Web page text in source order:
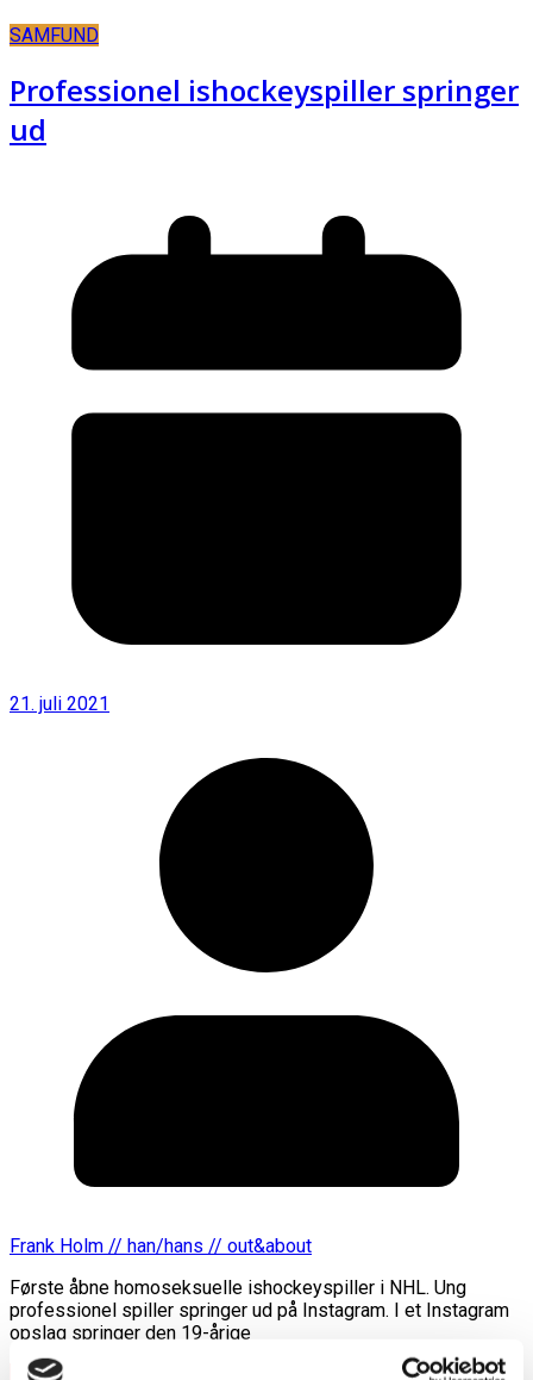
SAMFUND
Professionel ishockeyspiller springer
ud
21. juli 2021
Frank Holm // han/hans // out&about
Første åbne homoseksuelle ishockeyspiller i NHL. Ung
professionel spiller springer ud på Instagram. I et Instagram
opslag springer den 19-årige
Læs mere